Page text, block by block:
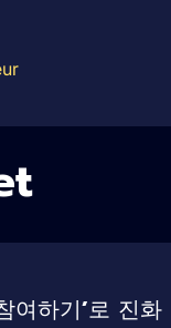
여하기’로 진화